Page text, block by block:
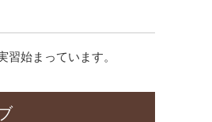
習始まっています。